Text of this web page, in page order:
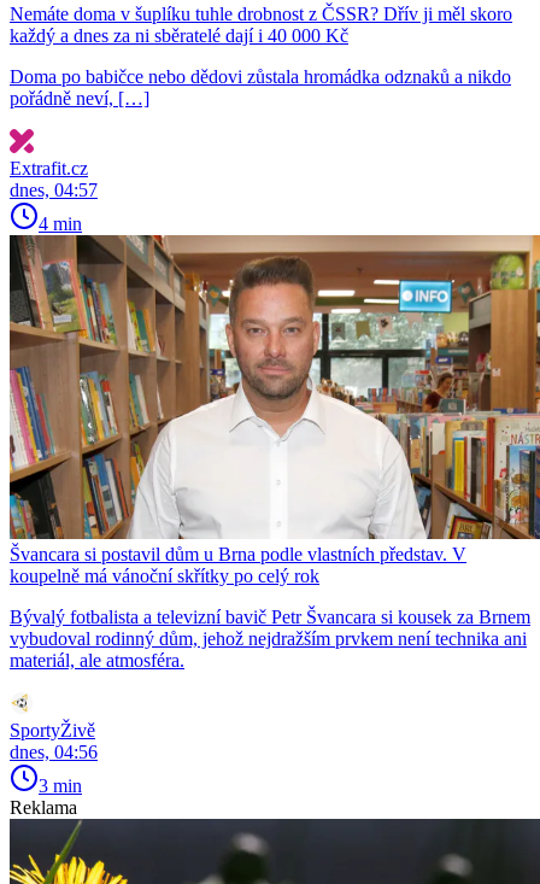
Nemáte doma v šuplíku tuhle drobnost z ČSSR? Dřív ji měl skoro
každý a dnes za ni sběratelé dají i 40 000 Kč
Doma po babičce nebo dědovi zůstala hromádka odznaků a nikdo
pořádně neví, […]
Extrafit.cz
dnes, 04:57
4 min
Švancara si postavil dům u Brna podle vlastních představ. V
koupelně má vánoční skřítky po celý rok
Bývalý fotbalista a televizní bavič Petr Švancara si kousek za Brnem
vybudoval rodinný dům, jehož nejdražším prvkem není technika ani
materiál, ale atmosféra.
SportyŽivě
dnes, 04:56
3 min
Reklama